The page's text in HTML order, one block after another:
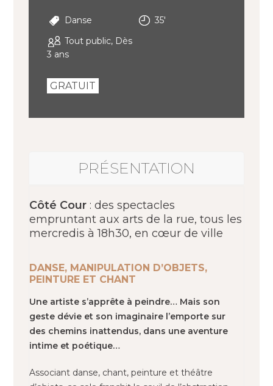
Danse
35'
Tout public, Dès
3 ans
GRATUIT
PRÉSENTATION
Côté Cour : des spectacles
empruntant aux arts de la rue, tous les
mercredis à 18h30, en cœur de ville
DANSE, MANIPULATION D’OBJETS,
PEINTURE ET CHANT
Une artiste s’apprête à peindre… Mais son
geste dévie et son imaginaire l’emporte sur
des chemins inattendus, dans une aventure
intime et poétique…
Associant danse, chant, peinture et théâtre